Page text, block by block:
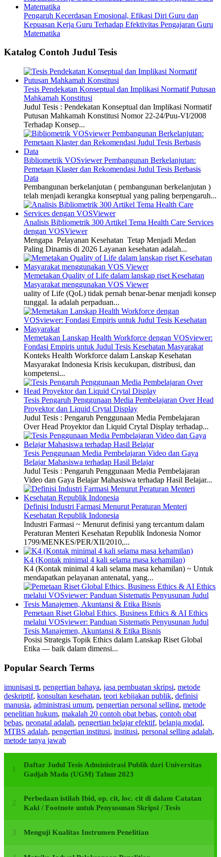
Pengaruh Kecerdasan Emosional, Efikasi Diri Guru dan
Kepuasan Kerja Guru Terhadap Efektivitas Pengajaran Guru
Matematika
Katalog Contoh Judul Tesis
Tesis Pendekatan Konseptual dan Implikasi Normatif Putusan
Mahkamah Konstitusi
Judul Tesis : Pendekatan Konseptual dan Implikasi Normatif
Putusan Mahkamah Konstitusi Nomor 22-24/Puu-VI/2008
Terhadap Konsep...
Bibliometrik VOSviewer Pembangunan Berkelanjutan:
Pemetaan Klaster dan Rekomendasi Judul Tesis Berbasis
Data
Pembangunan berkelanjutan ( pembangunan berkelanjutan )
telah menjadi kerangka konseptual yang paling berpengaruh...
Analisis Bibliometrik 300 Artikel Tema Health Care Services
dengan VOSViewer
Mengapa Pelayanan Kesehatan Tetap Menjadi Medan
Paling Dinamis di 2026 Layanan kesehatan adalah...
Memetakan Quality of Life dalam lanskap riset Kesehatan
Masyarakat menggunakan VOS Viewer
uality of Life (QoL) tidak pernah benar-benar menjadi konsep
tunggal. Ia adalah perpaduan...
Memetakan Lanskap Health Workforce dengan VOSviewer:
Fondasi Empiris untuk Judul Tesis Kesehatan Masyarakat
Konteks Health Workforce dalam Lanskap Kesehatan
Masyarakat Indonesia Krisis kecukupan, distribusi, dan
kompetensi...
Tesis Pengaruh Penggunaan Media Pembelajaran Over Head
Proyektor dan Liquid Crytal Display
Judul Tesis : Pengaruh Penggunaan Media Pembelajaran
Over Head Proyektor dan Liquid Crytal Display terhadap...
Tesis Penggunaan Media Pembelajaran Video dan Gaya
Belajar Mahasiswa terhadap Hasil Belajar
Judul Tesis : Pengaruh Penggunaan Media Pembelajaran
Video dan Gaya Belajar Mahasiswa terhadap Hasil Belajar...
Definisi Industri Farmasi Menurut Peraturan Menteri
Kesehatan Republik Indonesia
Industri Farmasi ~ Menurut definisi yang tercantum dalam
Peraturan Menteri Kesehatan Republik Indonesia Nomor
1799/MENKES/PER/XII/2010,...
K4 (Kontak minimal 4 kali selama masa kehamilan)
K4 (Kontak minimal 4 kali selama masa kehamilan) ~ Untuk
mendapatkan pelayanan antenatal, yang...
Pemetaan Riset Global Ethics, Business Ethics & AI Ethics
melalui VOSviewer: Panduan Sistematis Penyusunan Judul
Tesis Manajemen, Akuntansi & Etika Bisnis
Posisi Strategis Topik Ethics dalam Lanskap Riset Global
Etika — baik dalam dimensi...
Popular Search Terms
imunisasi tt, pengertian bahaya, jasa pembuatan skripsi, metode
deskriptif, konsultan kesehatan, teori kebijakan publik, definisi
manusia, administrasi umum, pengertian personal selling, metode
penelitian hukum, makalah 20 contoh obat bebas, contoh obat
bebas, neonatal adalah, pengertian belajar efektif, belanja modal,
MTBS adalah, pengertian institusi, institusi, personal selling adalah,
metode tanya jawab
Daftar Judul Tesis Administrasi Publik dari Universitas
Gadjah Mada (UGM) Tahun 2023
Perbedaan istilah Ibid, op. cit, loc. cit di dalam Catatan
Kaki / Footnote untuk Penyusunan Skripsi / Tesis
Menguji Kualitas Instrumen Penelitian